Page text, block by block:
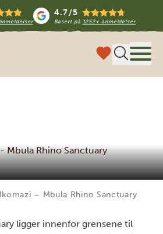
4.7/5
Basert på 1252+ anmeldelser
Mbula Rhino Sanctuary
– Mbula Rhino Sanctuary
ligger innenfor grensene til